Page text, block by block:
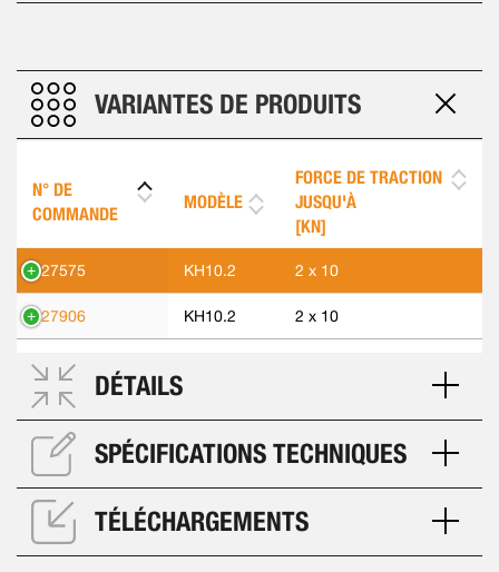
VARIANTES DE PRODUITS
N° DE
COMMANDE
MODÈLE
FORCE DE TRACTION
JUSQU'À
[KN]
427575 KH10.2 2 x 10
427906 KH10.2 2 x 10
DÉTAILS
SPÉCIFICATIONS TECHNIQUES
TÉLÉCHARGEMENTS